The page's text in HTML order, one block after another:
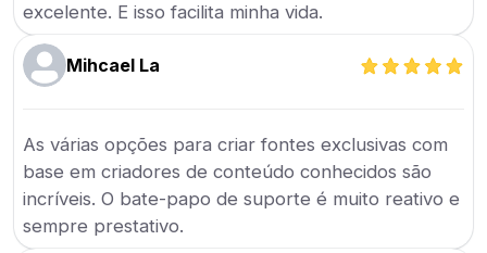
excelente. E isso facilita minha vida.
Mihcael La
As várias opções para criar fontes exclusivas com
base em criadores de conteúdo conhecidos são
incríveis. O bate-papo de suporte é muito reativo e
sempre prestativo.